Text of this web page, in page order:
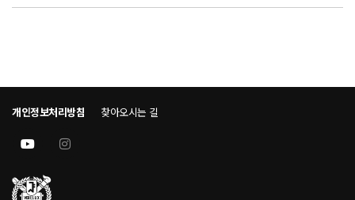
개인정보처리방침 찾아오시는 길